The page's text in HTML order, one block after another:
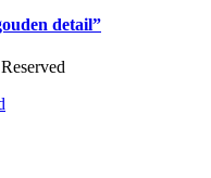
detail”